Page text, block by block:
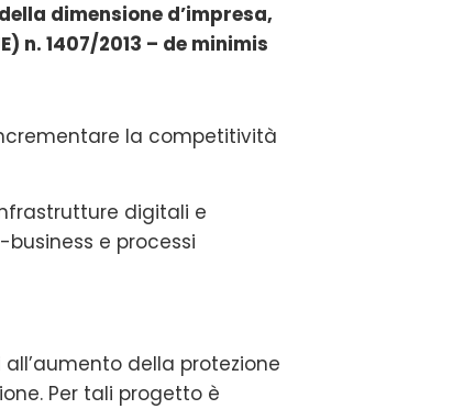
dimensione d’impresa,
n. 1407/2013 – de minimis
la competitività
digitali e
e processi
della protezione
Per tali progetto è